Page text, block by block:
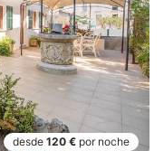
desde 120 € por noche